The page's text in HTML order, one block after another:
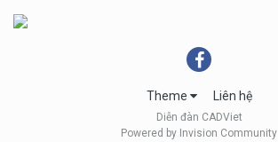
Theme Liên hệ
Diễn đàn CADViet
Powered by Invision Community